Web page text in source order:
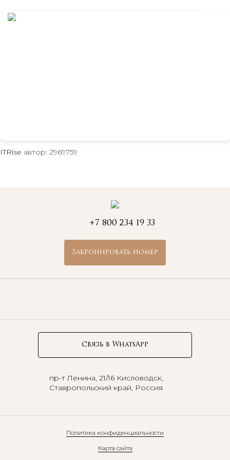
ITRise автор: 2969759
+7 800 234 19 33
Забронировать номер
Связь в WhatsApp
пр-т Ленина, 21/16 Кисловодск,
Ставропольский край, Россия
Политика конфиденциальности
Карта сайта